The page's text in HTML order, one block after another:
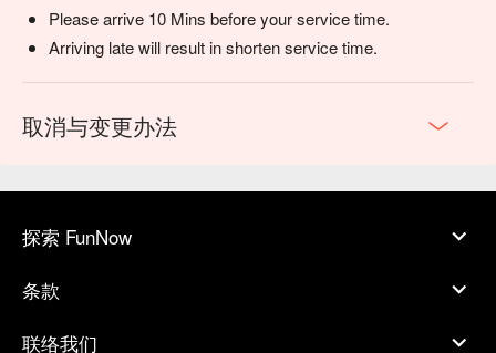
Please arrive 10 Mins before your service time.
Arriving late will result in shorten service time.
取消与变更办法
探索 FunNow
条款
联络我们